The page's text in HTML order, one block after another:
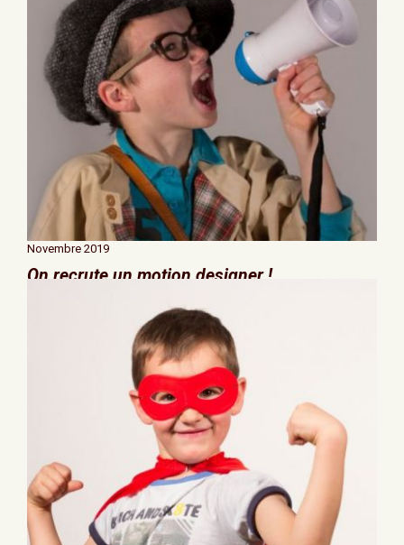
Novembre 2019
On recrute un motion designer !